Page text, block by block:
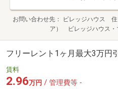
お問い合わせ先
ビレッジハウス 住
ア） ビレッジハウス・
フリーレント1ヶ月最大3万円
賃料
2.96万円 / 管理費等 -